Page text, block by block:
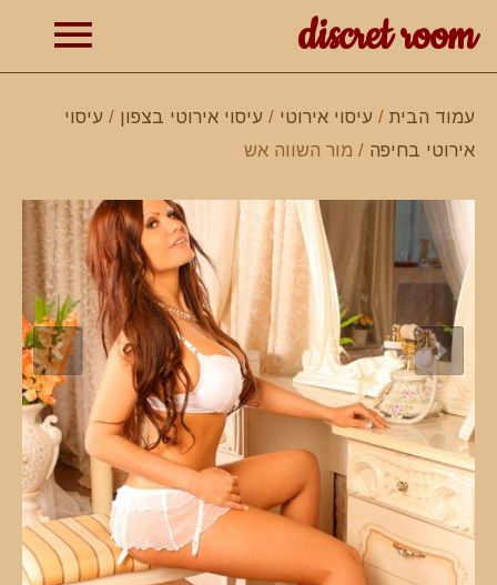
discret room
עמוד הבית / עיסוי אירוטי / עיסוי אירוטי בצפון / עיסוי
אירוטי בחיפה / מור השווה אש